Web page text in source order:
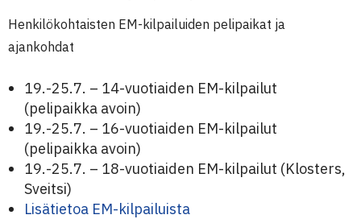
Henkilökohtaisten EM-kilpailuiden pelipaikat ja
ajankohdat
19.-25.7. – 14-vuotiaiden EM-kilpailut
(pelipaikka avoin)
19.-25.7. – 16-vuotiaiden EM-kilpailut
(pelipaikka avoin)
19.-25.7. – 18-vuotiaiden EM-kilpailut (Klosters,
Sveitsi)
Lisätietoa EM-kilpailuista